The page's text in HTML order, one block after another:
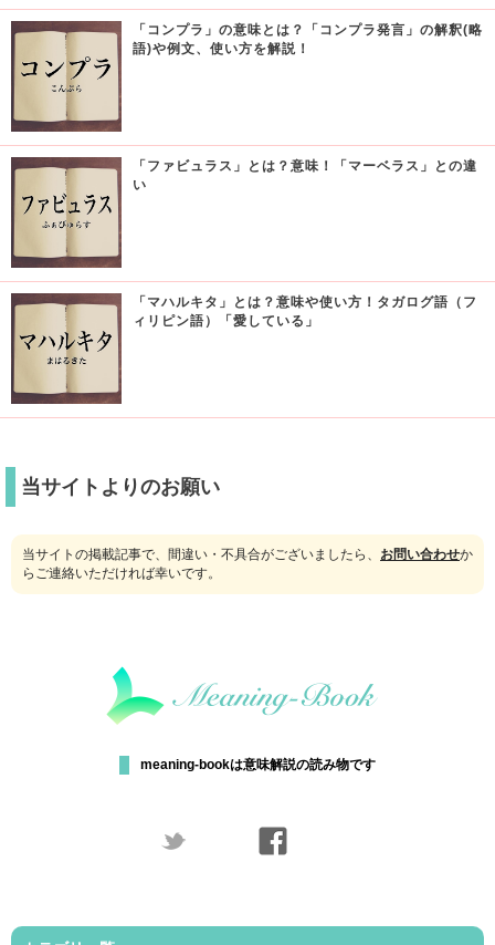
「コンプラ」の意味とは？「コンプラ発言」の解釈(略
語)や例文、使い方を解説！
「ファビュラス」とは？意味！「マーベラス」との違
い
「マハルキタ」とは？意味や使い方！タガログ語（フ
ィリピン語）「愛している」
当サイトよりのお願い
当サイトの掲載記事で、間違い・不具合がございましたら、 お問い合わせか
らご連絡いただければ幸いです。
meaning-bookは意味解説の読み物です